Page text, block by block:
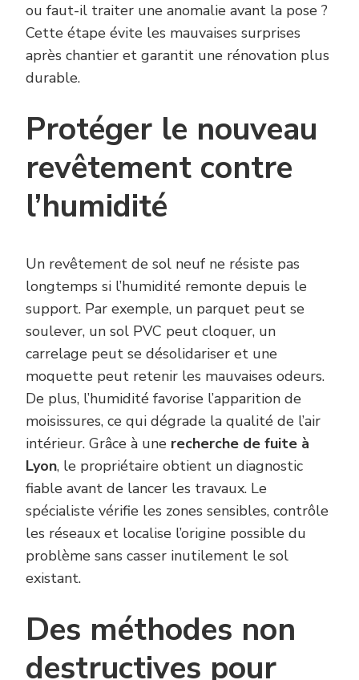
ou faut-il traiter une anomalie avant la pose ?
Cette étape évite les mauvaises surprises
après chantier et garantit une rénovation plus
durable.
Protéger le nouveau
revêtement contre
l’humidité
Un revêtement de sol neuf ne résiste pas
longtemps si l’humidité remonte depuis le
support. Par exemple, un parquet peut se
soulever, un sol PVC peut cloquer, un
carrelage peut se désolidariser et une
moquette peut retenir les mauvaises odeurs.
De plus, l’humidité favorise l’apparition de
moisissures, ce qui dégrade la qualité de l’air
intérieur. Grâce à une recherche de fuite à
Lyon, le propriétaire obtient un diagnostic
fiable avant de lancer les travaux. Le
spécialiste vérifie les zones sensibles, contrôle
les réseaux et localise l’origine possible du
problème sans casser inutilement le sol
existant.
Des méthodes non
destructives pour